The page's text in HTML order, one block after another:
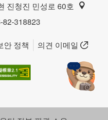
진청진 민성로 60호
82-318823
안 정책 의견 이메일